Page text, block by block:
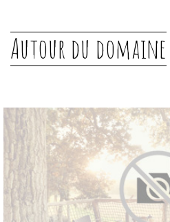
Autour du domaine